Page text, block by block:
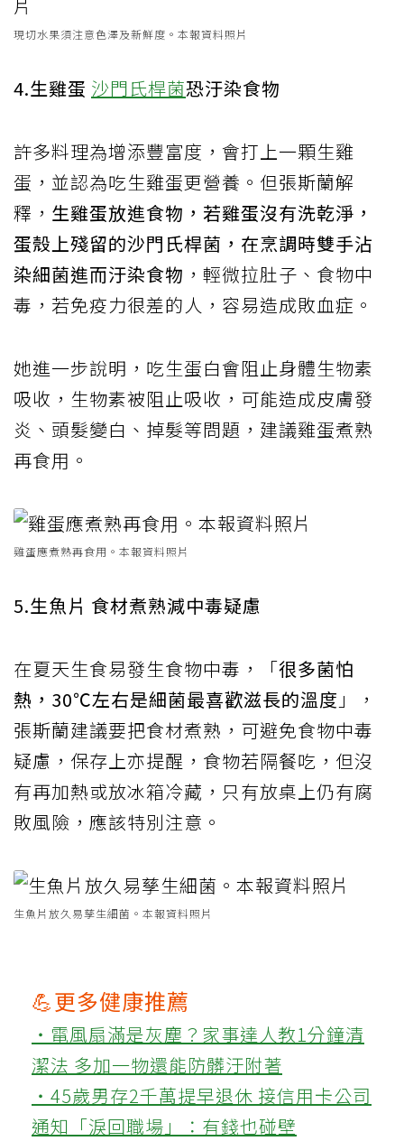
現切水果須注意色澤及新鮮度。本報資料照片
4.生雞蛋 沙門氏桿菌恐汙染食物
許多料理為增添豐富度，會打上一顆生雞
蛋，並認為吃生雞蛋更營養。但張斯蘭解
釋， 生雞蛋放進食物，若雞蛋沒有洗乾淨，
蛋殼上殘留的沙門氏桿菌，在烹調時雙手沾
染細菌進而汙染食物 ，輕微拉肚子、食物中
毒，若免疫力很差的人，容易造成敗血症。
她進一步說明，吃生蛋白會阻止身體生物素
吸收，生物素被阻止吸收，可能造成皮膚發
炎、頭髮變白、掉髮等問題，建議雞蛋煮熟
再食用。
雞蛋應煮熟再食用。本報資料照片
5.生魚片 食材煮熟減中毒疑慮
在夏天生食易發生食物中毒，「很多菌怕
熱，30℃左右是細菌最喜歡滋長的溫度 」，
張斯蘭建議要把食材煮熟，可避免食物中毒
疑慮，保存上亦提醒，食物若隔餐吃，但沒
有再加熱或放冰箱冷藏，只有放桌上仍有腐
敗風險，應該特別注意。
生魚片放久易孳生細菌。本報資料照片
💪更多健康推薦
‧電風扇滿是灰塵？家事達人教1分鐘清
潔法 多加一物還能防髒汙附著
‧45歲男存2千萬提早退休 接信用卡公司
通知「淚回職場」：有錢也碰壁